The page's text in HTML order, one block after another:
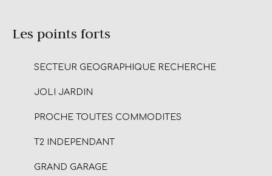
Les points forts
SECTEUR GEOGRAPHIQUE RECHERCHE
JOLI JARDIN
PROCHE TOUTES COMMODITES
T2 INDEPENDANT
GRAND GARAGE